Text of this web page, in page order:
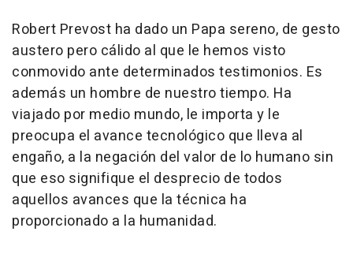
Robert Prevost ha dado un Papa sereno, de gesto
austero pero cálido al que le hemos visto
conmovido ante determinados testimonios. Es
además un hombre de nuestro tiempo. Ha
viajado por medio mundo, le importa y le
preocupa el avance tecnológico que lleva al
engaño, a la negación del valor de lo humano sin
que eso signifique el desprecio de todos
aquellos avances que la técnica ha
proporcionado a la humanidad.